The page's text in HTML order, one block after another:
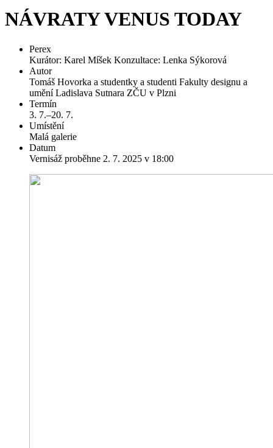
NÁVRATY VENUS TODAY
Perex
Kurátor: Karel Míšek Konzultace: Lenka Sýkorová
Autor
Tomáš Hovorka a studentky a studenti Fakulty designu a
umění Ladislava Sutnara ZČU v Plzni
Termín
3. 7.–20. 7.
Umístění
Malá galerie
Datum
Vernisáž proběhne 2. 7. 2025 v 18:00